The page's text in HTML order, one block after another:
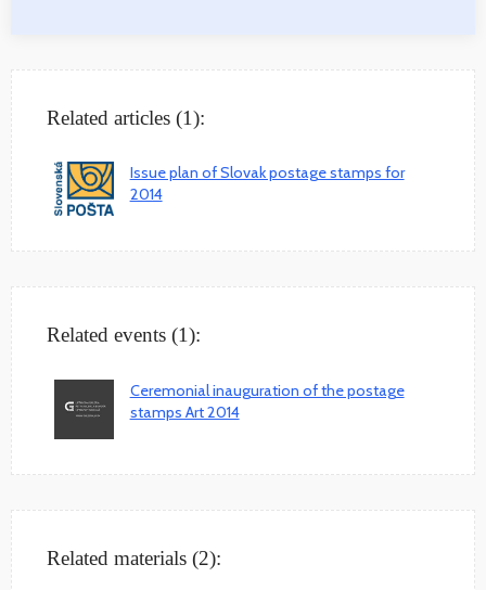
Related articles (1):
Issue plan of Slovak postage stamps for
2014
Related events (1):
Ceremonial inauguration of the postage
stamps Art 2014
Related materials (2):